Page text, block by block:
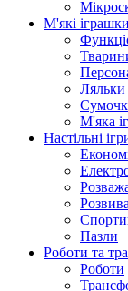
М'які іграшки
Ляльки
М'яка
Настільні
Пазли
Роботи та
Роботи